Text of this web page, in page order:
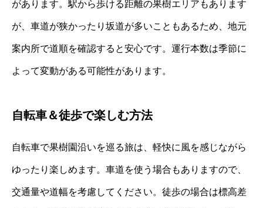
があります。駅から歩ける距離の果樹エリアもあります
が、車道が狭かったり坂道が多いこともあるため、地元
案内所で道順を確認すると安心です。運行本数は季節に
よって変動がある可能性があります。
自転車＆徒歩で楽しむ方法
自転車で果樹園沿いを巡る旅は、軽快に風を感じながら
ゆったり楽しめます。車道を使う場合もありますので、
交通量や道幅を考慮してください。徒歩の場合は標高差